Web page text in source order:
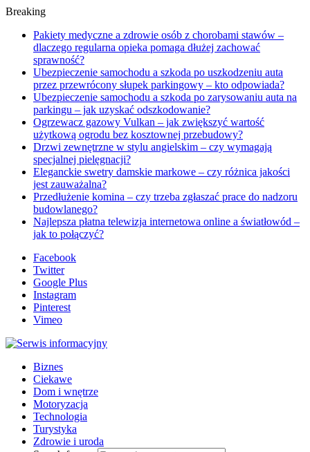
Breaking
Pakiety medyczne a zdrowie osób z chorobami stawów –
dlaczego regularna opieka pomaga dłużej zachować
sprawność?
Ubezpieczenie samochodu a szkoda po uszkodzeniu auta
przez przewrócony słupek parkingowy – kto odpowiada?
Ubezpieczenie samochodu a szkoda po zarysowaniu auta na
parkingu – jak uzyskać odszkodowanie?
Ogrzewacz gazowy Vulkan – jak zwiększyć wartość
użytkową ogrodu bez kosztownej przebudowy?
Drzwi zewnętrzne w stylu angielskim – czy wymagają
specjalnej pielęgnacji?
Eleganckie swetry damskie markowe – czy różnica jakości
jest zauważalna?
Przedłużenie komina – czy trzeba zgłaszać prace do nadzoru
budowlanego?
Najlepsza płatna telewizja internetowa online a światłowód –
jak to połączyć?
Facebook
Twitter
Google Plus
Instagram
Pinterest
Vimeo
Biznes
Ciekawe
Dom i wnętrze
Motoryzacja
Technologia
Turystyka
Zdrowie i uroda